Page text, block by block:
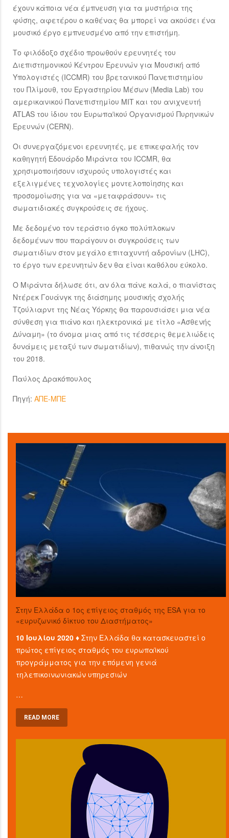
έχουν κάποια νέα έμπνευση για τα μυστήρια της
φύσης, αφετέρου ο καθένας θα μπορεί να ακούσει ένα
μουσικό έργο εμπνευσμένο από την επιστήμη.
Το φιλόδοξο σχέδιο προωθούν ερευνητές του
Διεπιστημονικού Κέντρου Ερευνών για Μουσική από
Υπολογιστές (ICCMR) του βρετανικού Πανεπιστημίου
του Πλίμουθ, του Εργαστηρίου Μέσων (Media Lab) του
αμερικανικού Πανεπιστημίου ΜΙΤ και του ανιχνευτή
ATLAS του ίδιου του Ευρωπαϊκού Οργανισμού Πυρηνικών
Ερευνών (CERN).
Οι συνεργαζόμενοι ερευνητές, με επικεφαλής τον
καθηγητή Εδουάρδο Μιράντα του ICCMR, θα
χρησιμοποιήσουν ισχυρούς υπολογιστές και
εξελιγμένες τεχνολογίες μοντελοποίησης και
προσομοίωσης για να «μεταφράσουν» τις
σωματιδιακές συγκρούσεις σε ήχους.
Με δεδομένο τον τεράστιο όγκο πολύπλοκων
δεδομένων που παράγουν οι συγκρούσεις των
σωματιδίων στον μεγάλο επιταχυντή αδρονίων (LHC),
το έργο των ερευνητών δεν θα είναι καθόλου εύκολο.
Ο Μιράντα δήλωσε ότι, αν όλα πάνε καλά, ο πιανίστας
Ντέρεκ Γουάνγκ της διάσημης μουσικής σχολής
Τζούλιαρντ της Νέας Υόρκης θα παρουσιάσει μια νέα
σύνθεση για πιάνο και ηλεκτρονικά με τίτλο «Ασθενής
Δύναμη» (το όνομα μιας από τις τέσσερις θεμελιώδεις
δυνάμεις μεταξύ των σωματιδίων), πιθανώς την άνοιξη
του 2018.
Παύλος Δρακόπουλος
Πηγή: ΑΠΕ-ΜΠΕ
Στην Ελλάδα ο 1ος επίγειος σταθμός της ESA για το
«ευρυζωνικό δίκτυο του Διαστήματος»
10 Ιουλίου 2020 ♦Στην Ελλάδα θα κατασκευαστεί ο
πρώτος επίγειος σταθμός του ευρωπαϊκού
προγράμματος για την επόμενη γενιά
τηλεπικοινωνιακών υπηρεσιών
…
READ MORE